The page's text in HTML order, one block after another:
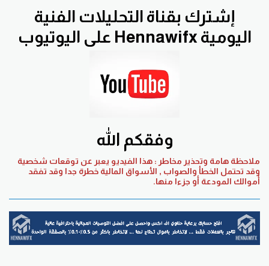
إشترك بقناة التحليلات الفنية
اليومية Hennawifx على اليوتيوب
وفقكم الله
ملاحظة هامة وتحذير مخاطر : هذا الفيديو يعبر عن توقعات شخصية
وقد تحتمل الخطأ والصواب , الأسواق المالية خطرة جدا وقد تفقد
أموالك المودعة أو جزءا منها.